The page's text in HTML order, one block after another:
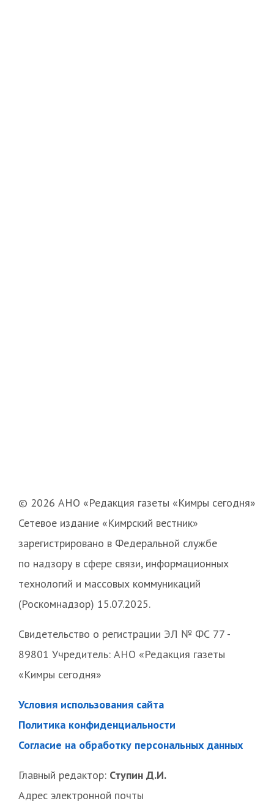
© 2026 АНО «Редакция газеты «Кимры сегодня»
Сетевое издание «Кимрский вестник»
зарегистрировано в Федеральной службе
по надзору в сфере связи, информационных
технологий и массовых коммуникаций
(Роскомнадзор) 15.07.2025.
Свидетельство о регистрации ЭЛ № ФС 77 -
89801 Учредитель: АНО «Редакция газеты
«Кимры сегодня»
Условия использования сайта
Политика конфиденциальности
Согласие на обработку персональных данных
Главный редактор: Ступин Д.И.
Адрес электронной почты